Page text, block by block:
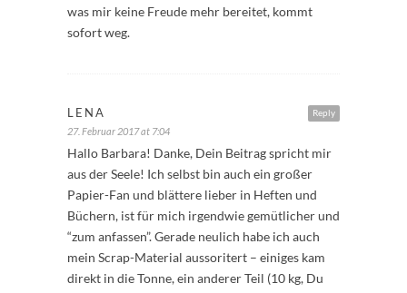
was mir keine Freude mehr bereitet, kommt
sofort weg.
Reply
LENA
27. Februar 2017 at 7:04
Hallo Barbara! Danke, Dein Beitrag spricht mir
aus der Seele! Ich selbst bin auch ein großer
Papier-Fan und blättere lieber in Heften und
Büchern, ist für mich irgendwie gemütlicher und
“zum anfassen”. Gerade neulich habe ich auch
mein Scrap-Material aussoritert – einiges kam
direkt in die Tonne, ein anderer Teil (10 kg, Du